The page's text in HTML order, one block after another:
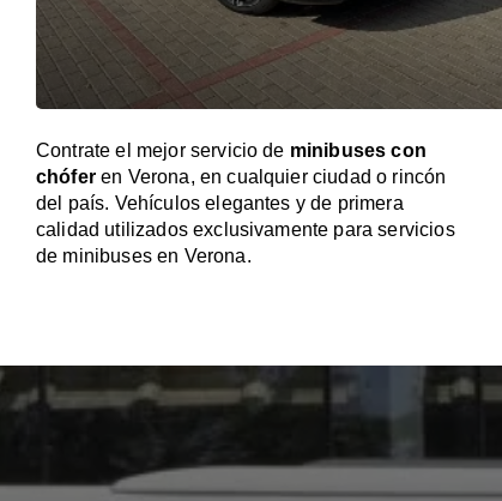
Contrate el mejor servicio de minibuses con
chóferen Verona, en cualquier ciudad o rincón
del país. Vehículos elegantes y de primera
calidad utilizados exclusivamente para servicios
de minibuses en Verona.